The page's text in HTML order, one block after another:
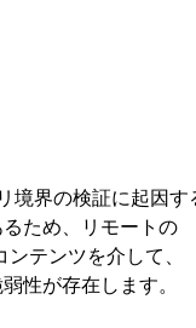
境界の検証に起因す
ため、リモートの
テンツを介して、
性が存在します。